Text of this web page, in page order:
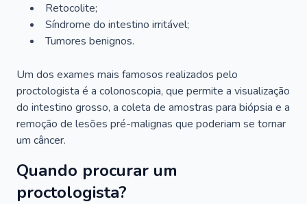
Retocolite;
Síndrome do intestino irritável;
Tumores benignos.
Um dos exames mais famosos realizados pelo
proctologista é a colonoscopia, que permite a visualização
do intestino grosso, a coleta de amostras para biópsia e a
remoção de lesões pré-malignas que poderiam se tornar
um câncer.
Quando procurar um
proctologista?